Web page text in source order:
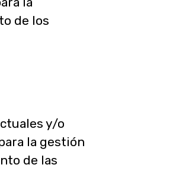
de los
y/o
la gestión
de las